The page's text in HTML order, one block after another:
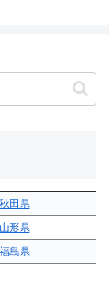
秋田県
山形県
福島県
–